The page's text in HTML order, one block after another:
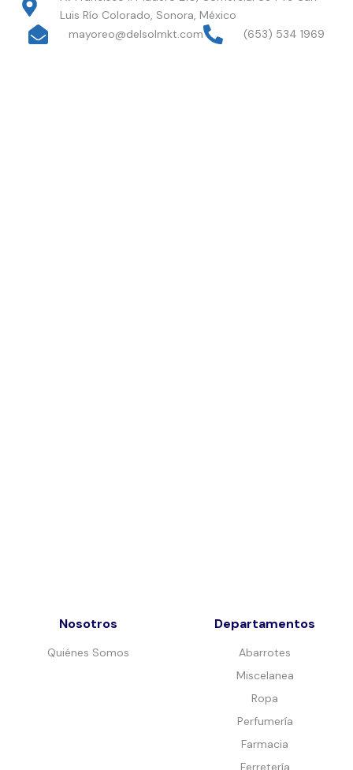
Luis Río Colorado, Sonora, México
mayoreo@delsolmkt.com
(653) 534 1969
Nosotros
Quiénes Somos
Departamentos
Abarrotes
Miscelanea
Ropa
Perfumería
Farmacia